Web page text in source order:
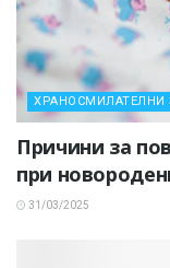
ХРАНОСМИЛАТЕЛНИ
Причини за
при
31/03/2025